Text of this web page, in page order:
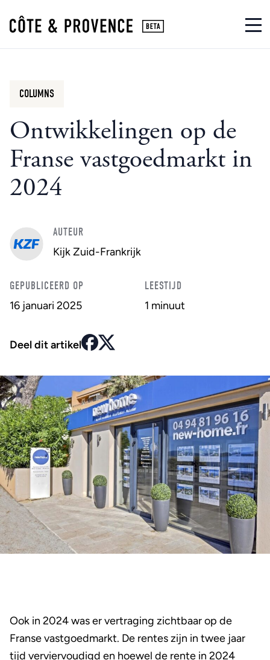
Ontwikkelingen op de
Franse vastgoedmarkt in
2024
COLUMNS
AUTEUR
Kijk Zuid-Frankrijk
GEPUBLICEERD OP
16 januari 2025
LEESTIJD
1 minuut
Deel dit artikel
Ook in 2024 was er vertraging zichtbaar op de
Franse vastgoedmarkt. De rentes zijn in twee jaar
tijd verviervoudigd en hoewel de rente in 2024